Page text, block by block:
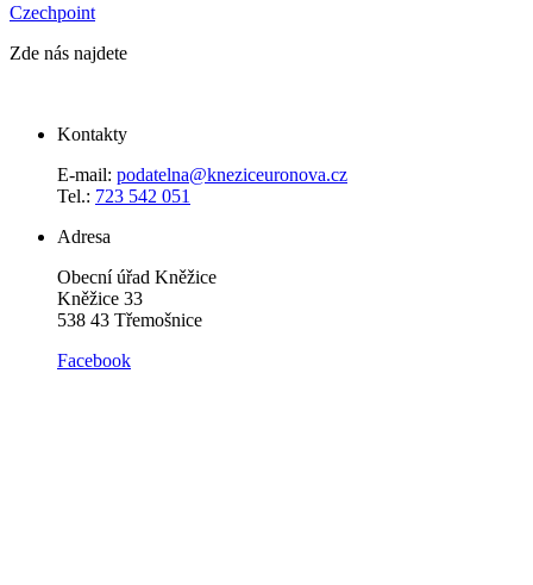
Czechpoint
Zde nás najdete
Kontakty
E-mail: podatelna@kneziceuronova.cz
Tel.: 723 542 051
Adresa
Obecní úřad Kněžice
Kněžice 33
538 43 Třemošnice
Facebook